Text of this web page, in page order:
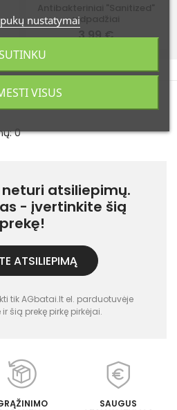
vidpadžiai
3,99 €
0
neturi atsiliepimų.
- įvertinkite šią
prekę!
ATSILIEPIMĄ
tik AGbatai.lt el. parduotuvėje
šią prekę pirkę pirkėjai.
SAUGUS
nustatymai
VISUS